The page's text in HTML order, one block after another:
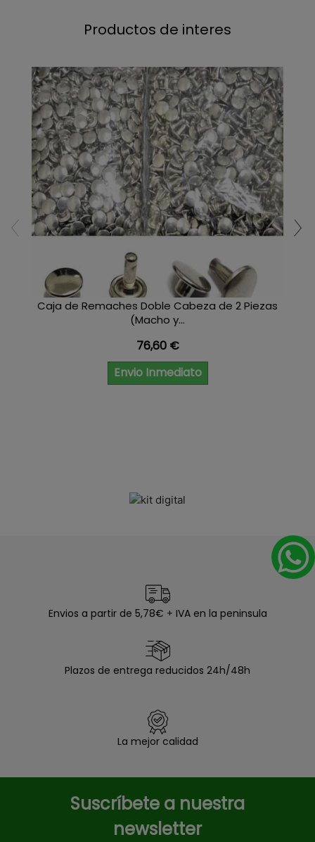
Productos de interes
Caja de Remaches Doble Cabeza de 2 Piezas
(Macho y...
Precio
76,60 €
Envio Inmediato
Envios a partir de 5,78€ + IVA en la peninsula
Plazos de entrega reducidos 24h/48h
La mejor calidad
Suscríbete a nuestra
newsletter